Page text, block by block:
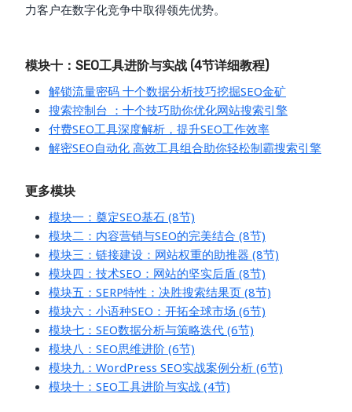
力客户在数字化竞争中取得领先优势。
模块十：SEO工具进阶与实战 (4节详细教程)
解锁流量密码 十个数据分析技巧挖掘SEO金矿
搜索控制台 ：十个技巧助你优化网站搜索引擎
付费SEO工具深度解析，提升SEO工作效率
解密SEO自动化 高效工具组合助你轻松制霸搜索引擎
更多模块
模块一：奠定SEO基石 (8节)
模块二：内容营销与SEO的完美结合 (8节)
模块三：链接建设：网站权重的助推器 (8节)
模块四：技术SEO：网站的坚实后盾 (8节)
模块五：SERP特性：决胜搜索结果页 (8节)
模块六：小语种SEO：开拓全球市场 (6节)
模块七：SEO数据分析与策略迭代 (6节)
模块八：SEO思维进阶 (6节)
模块九：WordPress SEO实战案例分析 (6节)
模块十：SEO工具进阶与实战 (4节)